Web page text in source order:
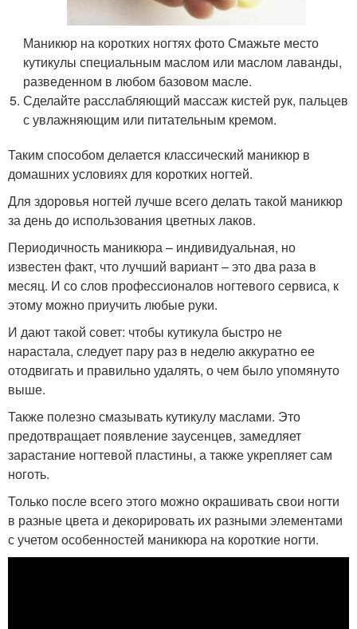
Маникюр на коротких ногтях фото Смажьте место
кутикулы специальным маслом или маслом лаванды,
разведенном в любом базовом масле.
Сделайте расслабляющий массаж кистей рук, пальцев
с увлажняющим или питательным кремом.
Таким способом делается классический маникюр в
домашних условиях для коротких ногтей.
Для здоровья ногтей лучше всего делать такой маникюр
за день до использования цветных лаков.
Периодичность маникюра – индивидуальная, но
известен факт, что лучший вариант – это два раза в
месяц. И со слов профессионалов ногтевого сервиса, к
этому можно приучить любые руки.
И дают такой совет: чтобы кутикула быстро не
нарастала, следует пару раз в неделю аккуратно ее
отодвигать и правильно удалять, о чем было упомянуто
выше.
Также полезно смазывать кутикулу маслами. Это
предотвращает появление заусенцев, замедляет
зарастание ногтевой пластины, а также укрепляет сам
ноготь.
Только после всего этого можно окрашивать свои ногти
в разные цвета и декорировать их разными элементами
с учетом особенностей маникюра на короткие ногти.